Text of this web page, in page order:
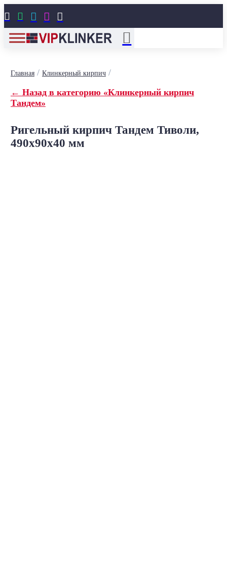
    
Главная/ Клинкерный кирпич/
← Назад в категорию «Клинкерный кирпич
Тандем»
Ригельный кирпич Тандем Тиволи,
490x90x40 мм